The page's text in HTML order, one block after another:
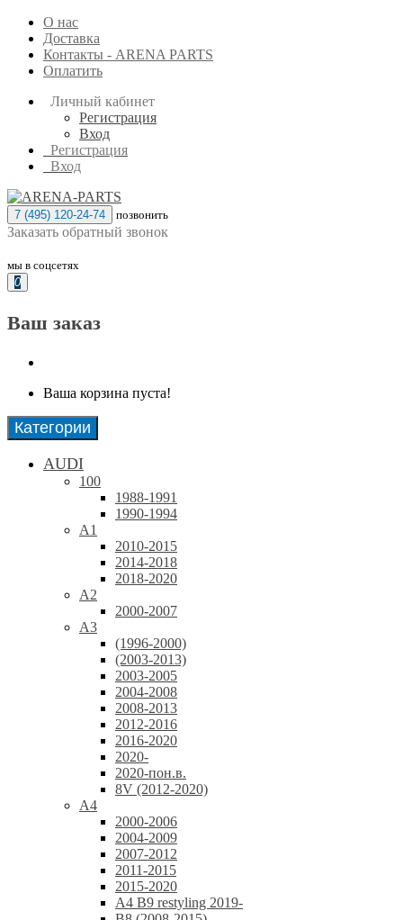
О нас
Доставка
Контакты - ARENA PARTS
Оплатить
Личный кабинет
Регистрация
Вход
Регистрация
Вход
7 (495) 120-24-74 позвонить
Заказать обратный звонок
мы в соцсетях
0
Ваш заказ
Ваша корзина пуста!
Категории
AUDI
100
1988-1991
1990-1994
A1
2010-2015
2014-2018
2018-2020
A2
2000-2007
A3
(1996-2000)
(2003-2013)
2003-2005
2004-2008
2008-2013
2012-2016
2016-2020
2020-
2020-пон.в.
8V (2012-2020)
A4
2000-2006
2004-2009
2007-2012
2011-2015
2015-2020
A4 B9 restyling 2019-